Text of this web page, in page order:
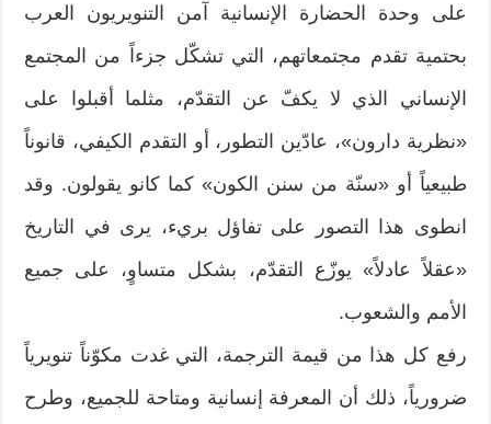
على وحدة الحضارة الإنسانية آمن التنويريون العرب
بحتمية تقدم مجتمعاتهم، التي تشكّل جزءاً من المجتمع
الإنساني الذي لا يكفّ عن التقدّم، مثلما أقبلوا على
«نظرية دارون»، عادّين التطور، أو التقدم الكيفي، قانوناً
طبيعياً أو «سنّة من سنن الكون» كما كانو يقولون. وقد
انطوى هذا التصور على تفاؤل بريء، يرى في التاريخ
«عقلاً عادلاً» يوزّع التقدّم، بشكل متساوٍ، على جميع
الأمم والشعوب.
رفع كل هذا من قيمة الترجمة، التي غدت مكوّناً تنويرياً
ضرورياً، ذلك أن المعرفة إنسانية ومتاحة للجميع، وطرح